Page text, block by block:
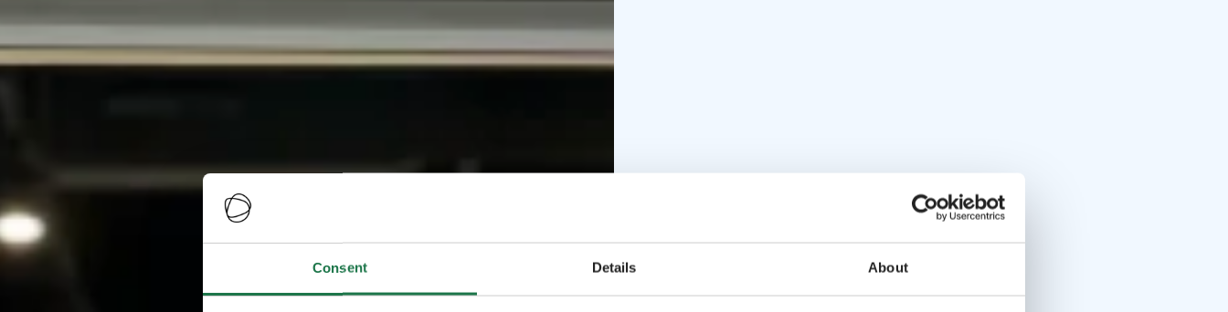
Consent Details About